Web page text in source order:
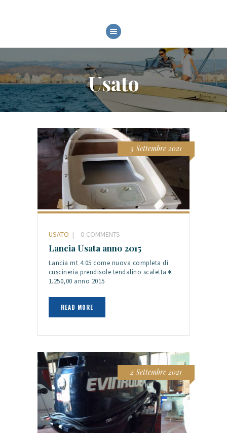
Usato
HOME
CHI SIAMO
MODELLI
SERVIZI
FIERE ED EVENTI
3 Settembre 2021
USATO 0 COMMENTS
Lancia Usata anno 2015
Lancia mt 4.05 come nuova completa di
cuscineria prendisole tendalino scaletta €
1.250,00 anno 2015
READ MORE
2 Settembre 2021